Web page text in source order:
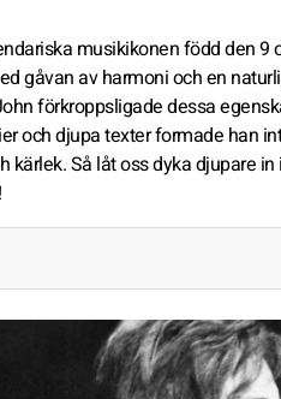
musikikonen född den 9
gåvan av harmoni och en
förkroppsligade dessa
och djupa texter formade han
Så låt oss dyka djupare